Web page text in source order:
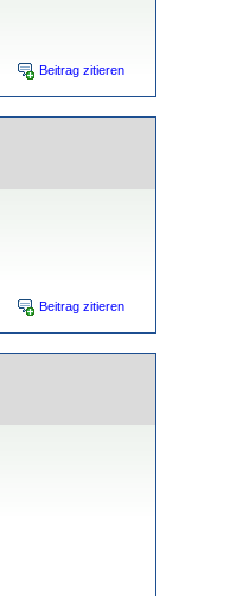
Beitrag zitieren
Beitrag zitieren